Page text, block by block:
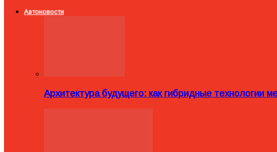
Автоновости
Архитектура будущего: как гибридные технологии